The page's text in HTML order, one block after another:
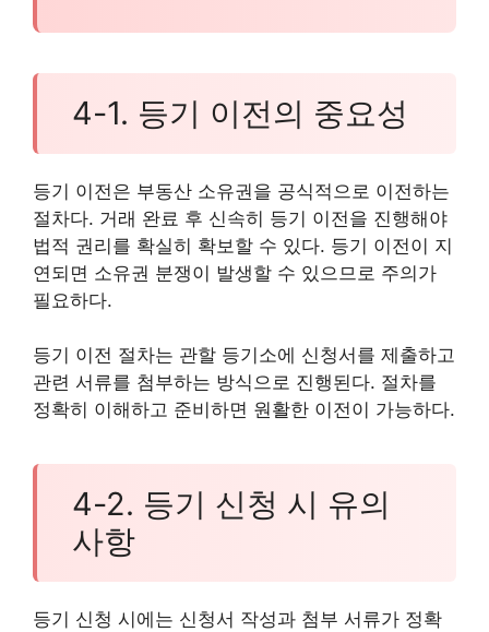
4-1. 등기 이전의 중요성
등기 이전은 부동산 소유권을 공식적으로 이전하는
절차다. 거래 완료 후 신속히 등기 이전을 진행해야
법적 권리를 확실히 확보할 수 있다. 등기 이전이 지
연되면 소유권 분쟁이 발생할 수 있으므로 주의가
필요하다.
등기 이전 절차는 관할 등기소에 신청서를 제출하고
관련 서류를 첨부하는 방식으로 진행된다. 절차를
정확히 이해하고 준비하면 원활한 이전이 가능하다.
4-2. 등기 신청 시 유의
사항
등기 신청 시에는 신청서 작성과 첨부 서류가 정확